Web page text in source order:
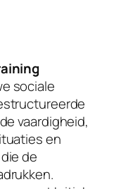
sociale
vaardigheid,
en
de